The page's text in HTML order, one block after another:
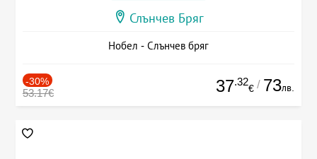
Слънчев Бряг
Нобел - Слънчев бряг
-30%
53.17€ 37.32
€ / 73лв.